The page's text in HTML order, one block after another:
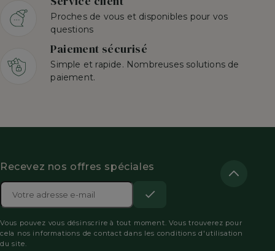
Proches de vous et disponibles pour vos
questions
Paiement sécurisé
Simple et rapide. Nombreuses solutions de
paiement.
Recevez nos offres spéciales
Adresse

les
Vous pouvez vous désinscrire à tout moment. Vous trouverez pour
cela nos informations de contact dans les conditions d'utilisation
du site.